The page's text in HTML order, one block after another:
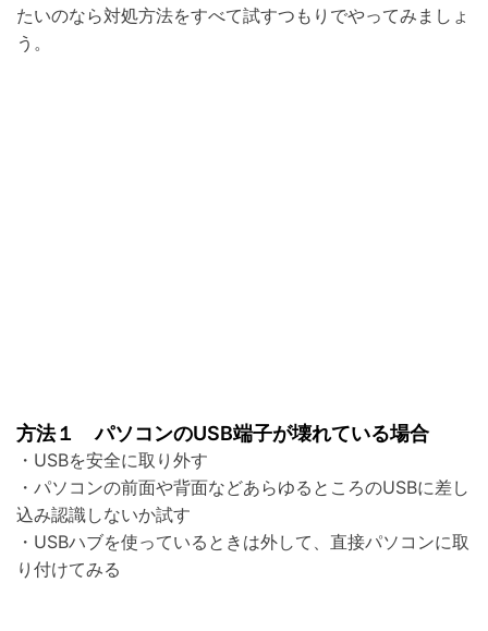
たいのなら対処方法をすべて試すつもりでやってみましょ
う。
方法１ パソコンのUSB端子が壊れている場合
・USBを安全に取り外す
・パソコンの前面や背面などあらゆるところのUSBに差し
込み認識しないか試す
・USBハブを使っているときは外して、直接パソコンに取
り付けてみる